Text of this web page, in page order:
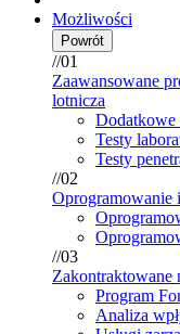
Możliwości
Powrót
//01
Zaawansowane
lotnicza
Dodatkowe
Testy
Testy
//02
Oprogramowanie
//03
Zakontraktowane
Program
Analiza